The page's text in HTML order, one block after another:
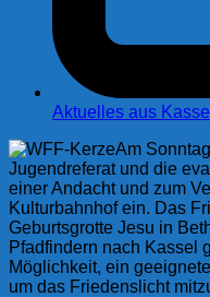
Aktuelles aus Kassel
Am
Jugendreferat und die
einer Andacht und zum
Kulturbahnhof ein. Das
Geburtsgrotte Jesu in
Pfadfindern nach Kassel
Möglichkeit, ein
um das Friedenslicht